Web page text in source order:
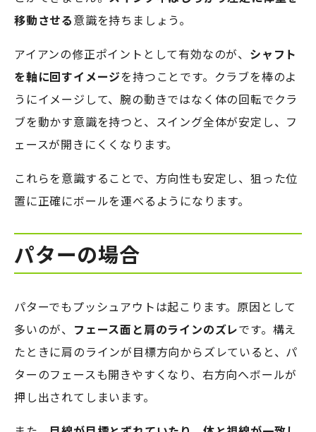
移動させる意識を持ちましょう。
アイアンの修正ポイントとして有効なのが、 シャフト
を軸に回すイメージを持つことです。クラブを棒のよ
うにイメージして、腕の動きではなく体の回転でクラ
ブを動かす意識を持つと、スイング全体が安定し、フ
ェースが開きにくくなります。
これらを意識することで、方向性も安定し、狙った位
置に正確にボールを運べるようになります。
パターの場合
パターでもプッシュアウトは起こります。原因として
多いのが、 フェース面と肩のラインのズレです。構え
たときに肩のラインが目標方向からズレていると、パ
ターのフェースも開きやすくなり、右方向へボールが
押し出されてしまいます。